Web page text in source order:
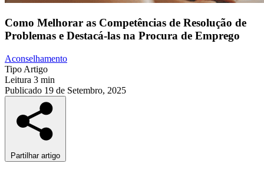
Como Melhorar as Competências de Resolução de
Problemas e Destacá-las na Procura de Emprego
Aconselhamento
Tipo Artigo
Leitura 3 min
Publicado 19 de Setembro, 2025
Partilhar artigo